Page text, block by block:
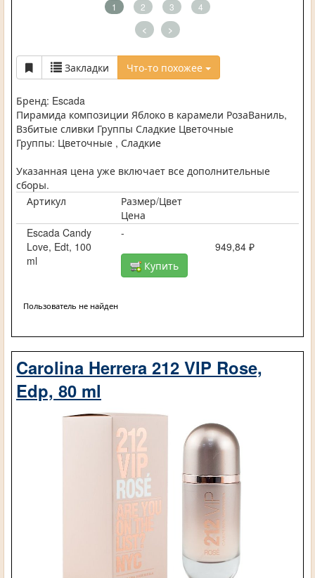
1 2 3 4
< >
Закладки Что-то похожее
Бренд: Escada
Пирамида композиции Яблоко в карамели РозаВаниль,
Взбитые сливки Группы Сладкие Цветочные
Группы: Цветочные , Сладкие
Указанная цена уже включает все дополнительные
сборы.
Артикул
Размер/Цвет
Цена
Escada Candy
Love, Edt, 100
ml
-
949,84 ₽
Купить
Пользователь не найден
Carolina Herrera 212 VIP Rose,
Edp, 80 ml